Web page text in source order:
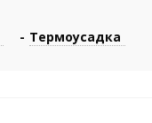
- Термоусадка